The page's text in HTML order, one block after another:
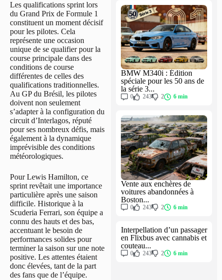
Les qualifications sprint lors
du Grand Prix de Formule 1
constituent un moment décisif
pour les pilotes. Cela
représente une occasion
unique de se qualifier pour la
course principale dans des
conditions de course
différentes de celles des
qualifications traditionnelles.
Au GP du Brésil, les pilotes
doivent non seulement
s’adapter à la configuration du
circuit d’Interlagos, réputé
pour ses nombreux défis, mais
également à la dynamique
imprévisible des conditions
météorologiques.
Pour Lewis Hamilton, ce
sprint revêtait une importance
particulière après une saison
difficile. Historique à la
Scuderia Ferrari, son équipe a
connu des hauts et des bas,
accentuant le besoin de
performances solides pour
terminer la saison sur une note
positive. Les attentes étaient
donc élevées, tant de la part
des fans que de l’équipe.
BMW M340i : Édition
spéciale pour les 50 ans de
la série 3...
0 243 2 6 min
Vente aux enchères de
voitures abandonnées à
Boston...
0 243 2 6 min
Interpellation d’un passager
en Flixbus avec cannabis et
couteau...
0 243 2 6 min